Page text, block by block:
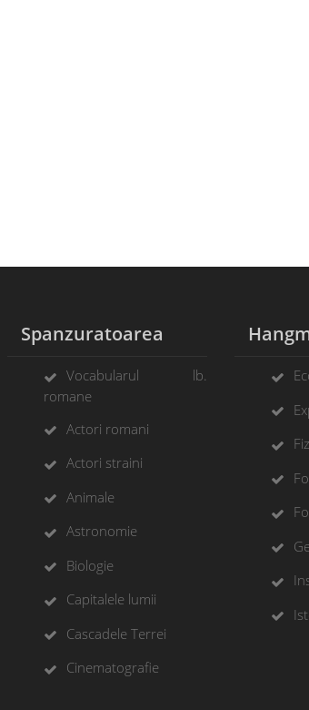
Spanzuratoarea
Vocabularul lb.
romane
Actori romani
Actori straini
Animale
Astronomie
Biologie
Capitalele lumii
Cascadele Terrei
Cinematografie